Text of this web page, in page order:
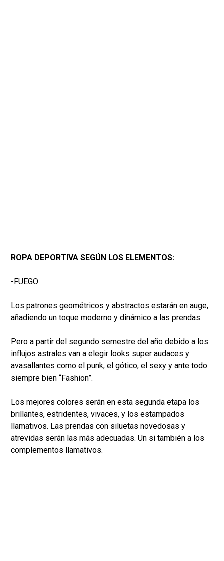
ROPA DEPORTIVA SEGÚN LOS ELEMENTOS:
-FUEGO
Los patrones geométricos y abstractos estarán en auge,
añadiendo un toque moderno y dinámico a las prendas.
Pero a partir del segundo semestre del año debido a los
influjos astrales van a elegir looks super audaces y
avasallantes como el punk, el gótico, el sexy y ante todo
siempre bien “Fashion”.
Los mejores colores serán en esta segunda etapa los
brillantes, estridentes, vivaces, y los estampados
llamativos. Las prendas con siluetas novedosas y
atrevidas serán las más adecuadas. Un si también a los
complementos llamativos.